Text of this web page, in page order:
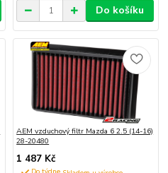
Do košíku
AEM vzduchový filtr Mazda 6 2.5 (14-16)
28-20480
1 487 Kč